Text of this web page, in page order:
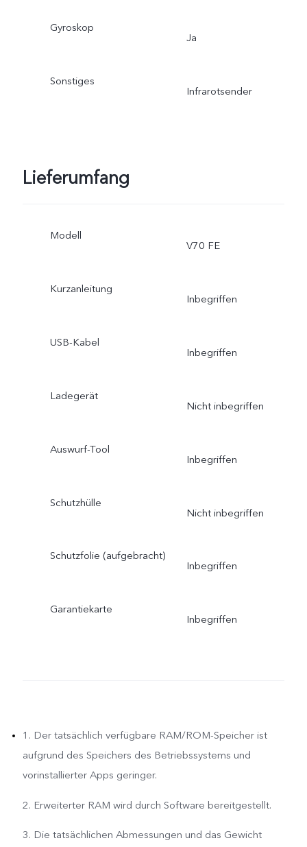
Gyroskop
Ja
Sonstiges
Infrarotsender
Lieferumfang
Modell
V70 FE
Kurzanleitung
Inbegriffen
USB-Kabel
Inbegriffen
Ladegerät
Nicht inbegriffen
Auswurf-Tool
Inbegriffen
Schutzhülle
Nicht inbegriffen
Schutzfolie (aufgebracht)
Inbegriffen
Garantiekarte
Inbegriffen
1. Der tatsächlich verfügbare RAM/ROM-Speicher ist
aufgrund des Speichers des Betriebssystems und
vorinstallierter Apps geringer.
2. Erweiterter RAM wird durch Software bereitgestellt.
3. Die tatsächlichen Abmessungen und das Gewicht